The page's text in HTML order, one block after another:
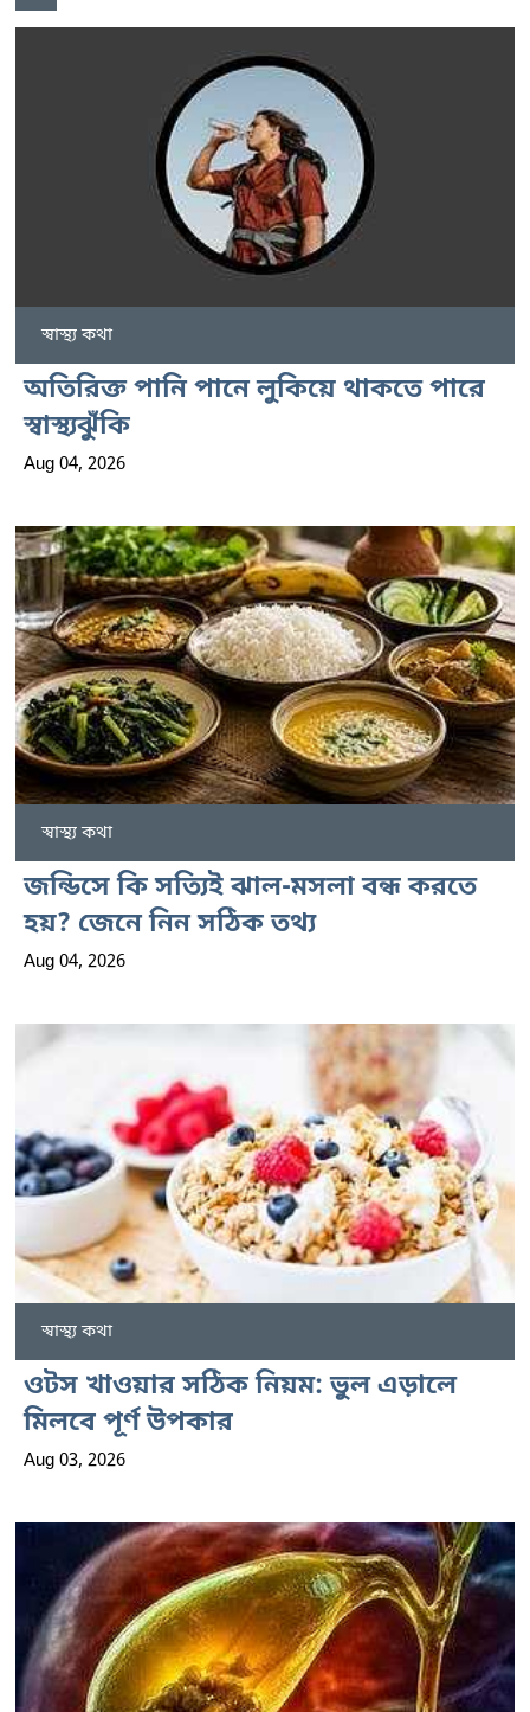
স্বাস্থ্য কথা
অতিরিক্ত পানি পানে লুকিয়ে থাকতে পারে
স্বাস্থ্যঝুঁকি
Aug 04, 2026
স্বাস্থ্য কথা
জন্ডিসে কি সত্যিই ঝাল-মসলা বন্ধ করতে
হয়? জেনে নিন সঠিক তথ্য
Aug 04, 2026
স্বাস্থ্য কথা
ওটস খাওয়ার সঠিক নিয়ম: ভুল এড়ালে
মিলবে পূর্ণ উপকার
Aug 03, 2026